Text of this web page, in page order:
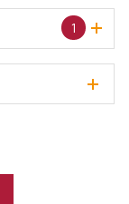
1